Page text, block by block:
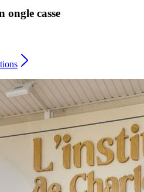
ongle casse